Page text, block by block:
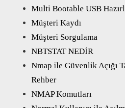
Multi Bootable USB
Müşteri Kaydı
Müşteri Sorgulama
NBTSTAT NEDİR
Nmap ile Güvenlik Açığı
Rehber
NMAP Komutları